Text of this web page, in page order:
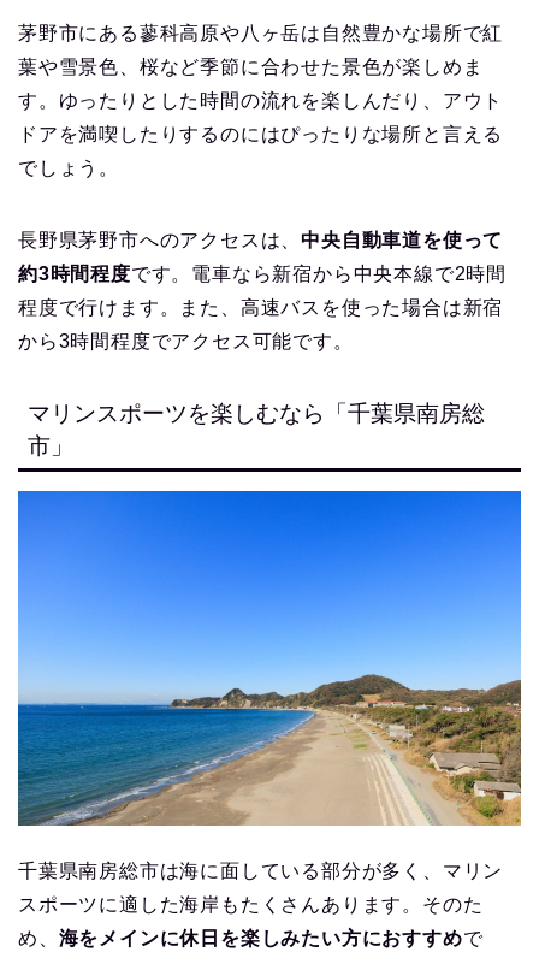
茅野市にある蓼科高原や八ヶ岳は自然豊かな場所で紅
葉や雪景色、桜など季節に合わせた景色が楽しめま
す。ゆったりとした時間の流れを楽しんだり、アウト
ドアを満喫したりするのにはぴったりな場所と言える
でしょう。
長野県茅野市へのアクセスは、中央自動車道を使って
約3時間程度です。電車なら新宿から中央本線で2時間
程度で行けます。また、高速バスを使った場合は新宿
から3時間程度でアクセス可能です。
マリンスポーツを楽しむなら「千葉県南房総
市」
千葉県南房総市は海に面している部分が多く、マリン
スポーツに適した海岸もたくさんあります。そのた
め、 海をメインに休日を楽しみたい方におすすめで